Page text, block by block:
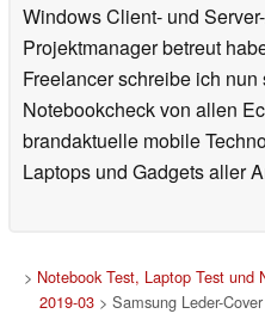
Windows Client- und
Projektmanager betreut
Freelancer schreibe ich
Notebookcheck von allen
brandaktuelle mobile
Laptops und Gadgets aller
> Notebook Test, Laptop Test und
2019-03 > Samsung Leder-